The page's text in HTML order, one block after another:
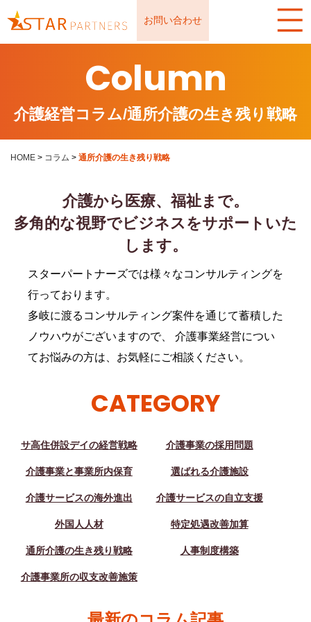
お問い合わせ
Column
介護経営コラム/通所介護の生き残り戦略
HOME > コラム > 通所介護の生き残り戦略
介護から医療、福祉まで。
多角的な視野でビジネスをサポートいた
します。
スターパートナーズでは様々なコンサルティングを
行っております。
多岐に渡るコンサルティング案件を通じて蓄積した
ノウハウがございますので、 介護事業経営につい
てお悩みの方は、お気軽にご相談ください。
CATEGORY
サ高住併設デイの経営戦略 介護事業の採用問題
介護事業と事業所内保育 選ばれる介護施設
介護サービスの海外進出 介護サービスの自立支援
外国人人材 特定処遇改善加算
通所介護の生き残り戦略 人事制度構築
介護事業所の収支改善施策